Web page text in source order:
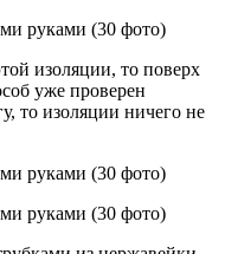
изоляции, то поверх
уже проверен
то изоляции ничего не